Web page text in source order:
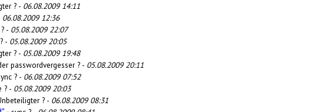
? - 06.08.2009 14:11
06.08.2009 12:36
- 05.08.2009 22:07
- 05.08.2009 20:05
? - 05.08.2009 19:48
passwordvergesser ? - 05.08.2009 20:11
? - 06.08.2009 07:52
? - 05.08.2009 20:03
? - 06.08.2009 08:31